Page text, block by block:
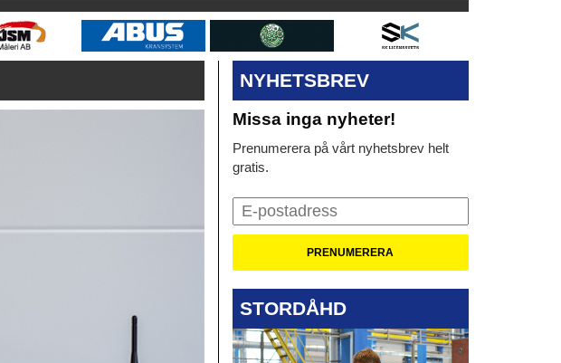
NYHETSBREV
Missa inga nyheter!
Prenumerera på vårt nyhetsbrev helt
gratis.
STORDÅHD